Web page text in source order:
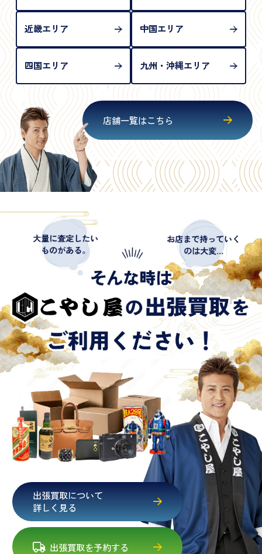
近畿エリア 中国エリア
四国エリア 九州・沖縄エリア
店舗一覧はこちら
出張買取について
詳しく見る
出張買取を予約する